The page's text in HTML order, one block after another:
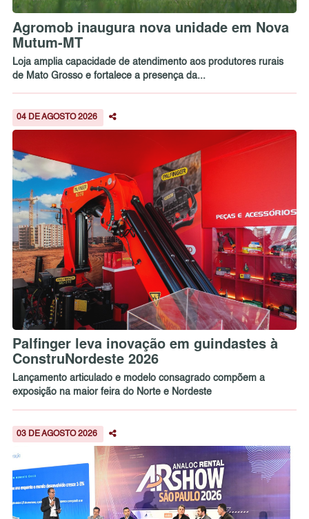
Agromob inaugura nova unidade em Nova
Mutum-MT
Loja amplia capacidade de atendimento aos produtores rurais
de Mato Grosso e fortalece a presença da...
04 DE AGOSTO 2026
Palfinger leva inovação em guindastes à
ConstruNordeste 2026
Lançamento articulado e modelo consagrado compõem a
exposição na maior feira do Norte e Nordeste
03 DE AGOSTO 2026